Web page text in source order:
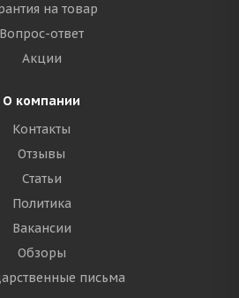
на товар
Вопрос-ответ
Акции
О компании
Контакты
Отзывы
Статьи
Политика
Вакансии
Обзоры
письма